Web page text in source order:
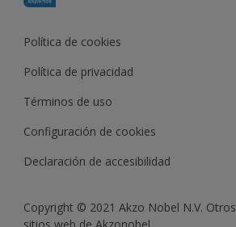
Política de cookies
Política de privacidad
Términos de uso
Configuración de cookies
Declaración de accesibilidad
Copyright © 2021 Akzo Nobel N.V. Otros
sitios web de Akzonobel